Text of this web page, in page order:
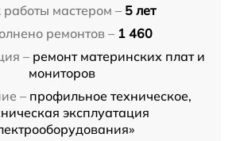
мастером – 5 лет
ремонтов – 1 460
– ремонт материнских плат и
мониторов
– профильное техническое,
эксплуатация